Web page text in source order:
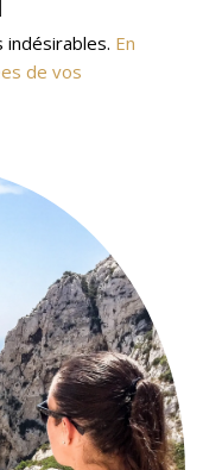
indésirables. En
de vos